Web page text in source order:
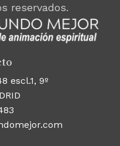
reservados.
escl.1, 9º